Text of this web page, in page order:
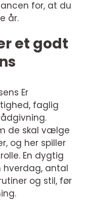
for, at du
år.
et godt
Er
faglig
de skal vælge
og her spiller
En dygtig
antal
og stil, før